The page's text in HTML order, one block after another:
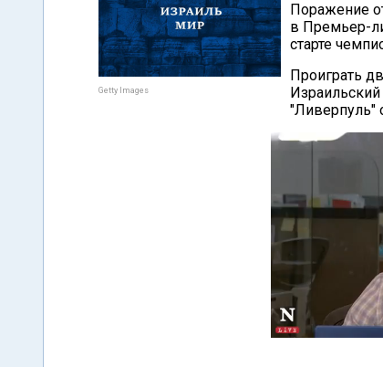
Getty Images
Поражение
в Премьер-
старте
Проиграть
Израильский
"Ливерпуль"